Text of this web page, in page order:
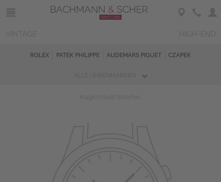
ROLEX PATEK PHILIPPE AUDEMARS PIGUET CZAPEK